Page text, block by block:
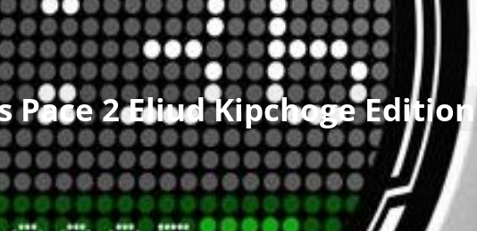
Pace 2 Eliud Kipchoge Edition